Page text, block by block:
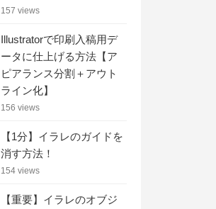
157 views
Illustratorで印刷入稿用デ
ータに仕上げる方法【ア
ピアランス分割＋アウト
ライン化】
156 views
【1分】イラレのガイドを
消す方法！
154 views
【重要】イラレのオブジ